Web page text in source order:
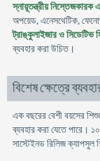
স্নায়ূতন্ত্রীয় নিস্তেজকারক
অপয়েড, এনেসথেটিক,
ট্রাঙ্কুলাইজার ও সিডেটিভ
ব্যবহার করা উচিত।
বিশেষ ক্ষেত্রে
এক বছরের বেশী বয়সের
ব্যবহার করা যেতে পারে।
সাস্টেইনড রিলিজ ক্যাপসুল